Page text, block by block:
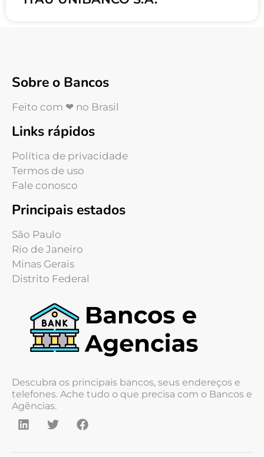
Sobre o Bancos
Feito com ❤ no Brasil
Links rápidos
Política de privacidade
Termos de uso
Fale conosco
Principais estados
São Paulo
Rio de Janeiro
Minas Gerais
Distrito Federal
Descubra os principais bancos, seus endereços e
telefones. Ache tudo o que precisa com o Bancos e
Agências.